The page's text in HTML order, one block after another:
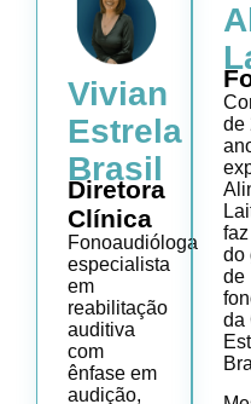
Vivian
Estrela
Brasil
Diretora
Clínica
Fonoaudióloga
especialista
em
reabilitação
auditiva
com
ênfase em
audição,
de
do
de
da